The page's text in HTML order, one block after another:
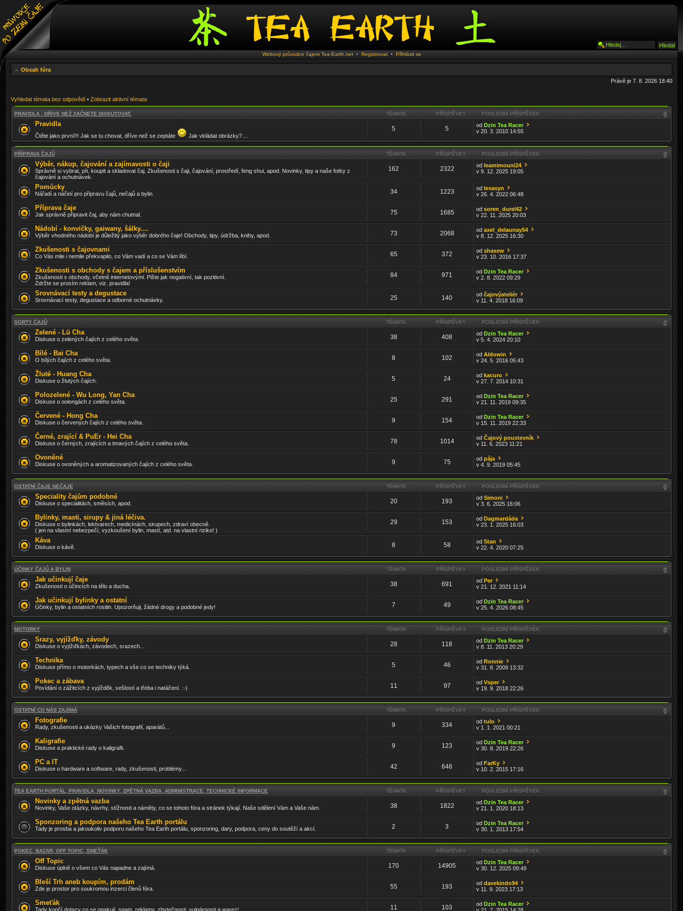
Webový průvodce čajem Tea-Earth.net• Registrovat • Přihlásit se
Obsah fóra
Právě je 7. 8. 2026 18:40
Vyhledat témata bez odpovědí • Zobrazit aktivní témata
PRAVIDLA - DŘÍVE NEŽ ZAČNETE DISKUTOVAT. TÉMATA PŘÍSPĚVKY POSLEDNÍ PŘÍSPĚVEK
Pravidla
Čtěte jako první!!! Jak se tu chovat, dříve než se zeptáte Jak vkládat obrázky?....
5 5 odDzin Tea Racer
v 20. 3. 2010 14:55
PŘÍPRAVA ČAJŮ TÉMATA PŘÍSPĚVKY POSLEDNÍ PŘÍSPĚVEK
Výběr, nákup, čajování a zajímavosti o čaji
Správně si vybrat, pít, koupit a skladovat čaj. Zkušenosti s čaji, čajování, prostředí, feng shui, apod. Novinky, tipy a naše fotky z
čajování a ochutnávek.
162 2322 odleamimouni24
v 9. 12. 2025 19:05
Pomůcky
Nářadí a náčiní pro připravu čajů, nečajů a bylin. 34 1223 odlesasyn
v 26. 4. 2022 06:48
Příprava čaje
Jak správně připravit čaj, aby nám chutnal. 75 1685 odsoren_durel42
v 22. 11. 2025 20:03
Nádobí - konvičky, gaiwany, šálky....
Výběr vhodného nádobí je důležitý jako výběr dobrého čaje! Obchody, tipy, údržba, knihy, apod. 73 2068 odaxel_delaunay54
v 8. 12. 2025 16:30
Zkušenosti s čajovnami
Co Vás mile i nemile překvapilo, co Vám vadí a co se Vám líbí. 65 372 odshaxew
v 23. 10. 2016 17:37
Zkušenosti s obchody s čajem a příslušenstvím
Zkušenosti s obchody, včetně internetovými. Pište jak negativní, tak pozitivní.
Zdržte se prosím reklam, viz. pravidla!
84 971 odDzin Tea Racer
v 2. 8. 2022 09:29
Srovnávací testy a degustace
Srovnávací testy, degustace a odborné ochutnávky. 25 140 odčajovýateliér
v 11. 4. 2018 16:09
SORTY ČAJŮ TÉMATA PŘÍSPĚVKY POSLEDNÍ PŘÍSPĚVEK
Zelené - Lü Cha
Diskuse o zelených čajích z celého světa. 38 408 odDzin Tea Racer
v 5. 4. 2024 20:10
Bílé - Bai Cha
O bílých čajích z celého světa. 8 102 odAldowin
v 24. 5. 2016 05:43
Žluté - Huang Cha
Diskuse o žlutých čajích. 5 24 odkacuro
v 27. 7. 2014 10:31
Polozelené - Wu Long, Yan Cha
Diskuse o oolongách z celého světa. 25 291 odDzin Tea Racer
v 21. 11. 2019 09:35
Červené - Hong Cha
Diskuse o červených čajích z celého světa. 9 154 odDzin Tea Racer
v 15. 11. 2019 22:33
Černé, zrající & PuEr - Hei Cha
Diskuse o černých, zrajících a tmavých čajích z celého světa. 78 1014 odČajový poustevník
v 11. 6. 2023 11:21
Ovoněné
Diskuse o ovoněných a aromatizovaných čajích z celého světa. 9 75 odpája
v 4. 9. 2019 05:45
OSTATNÍ ČAJE NEČAJE TÉMATA PŘÍSPĚVKY POSLEDNÍ PŘÍSPĚVEK
Speciality čajům podobné
Diskuse o specialitách, směsích, apod. 20 193 odSimoni
v 3. 6. 2025 16:06
Bylinky, masti, sirupy & jiná léčiva.
Diskuse o bylinkách, lektvarech, medicínách, sirupech, zdraví obecně.
( jen na vlastní nebezpečí, vyzkoušení bylin, mastí, atd. na vlastní riziko! )
29 153 odDagmardáda
v 23. 1. 2025 16:03
Káva
Diskuse o kávě. 8 58 odStan
v 22. 4. 2020 07:25
ÚČINKY ČAJŮ A BYLIN TÉMATA PŘÍSPĚVKY POSLEDNÍ PŘÍSPĚVEK
Jak učinkují čaje
Zkušenosti o účincích na tělo a ducha. 38 691 odPer
v 21. 12. 2021 11:14
Jak učinkují bylinky a ostatní
Účinky, bylin a ostatních rostlin. Upozorňuji, žádné drogy a podobné jedy! 7 49 odDzin Tea Racer
v 25. 4. 2026 08:45
MOTORKY TÉMATA PŘÍSPĚVKY POSLEDNÍ PŘÍSPĚVEK
Srazy, vyjížďky, závody
Diskuse o vyjížďkách, závodech, srazech... 28 118 odDzin Tea Racer
v 8. 11. 2013 20:29
Technika
Diskuse přímo o motorkách, typech a vše co se techniky týká. 5 46 odRonnie
v 31. 8. 2009 13:32
Pokec a zábava
Povídání o zážitcích z vyjížděk, sešlostí a třeba i natáčení. :-) 11 97 odVsper
v 19. 9. 2018 22:26
OSTATNÍ CO NÁS ZAJÍMÁ TÉMATA PŘÍSPĚVKY POSLEDNÍ PŘÍSPĚVEK
Fotografie
Rady, zkušenosti a ukázky Vašich fotografií, aparátů... 9 334 odtulo
v 1. 1. 2021 00:21
Kaligrafie
Diskuse a praktické rady o kaligrafii. 9 123 odDzin Tea Racer
v 30. 8. 2019 22:26
PC a IT
Diskuse o hardware a software, rady, zkušenosti, problémy... 42 648 odFarKy
v 10. 2. 2015 17:16
TEA EARTH PORTÁL, PRAVIDLA, NOVINKY, ZPĚTNÁ VAZBA, ADMINISTRACE, TECHNICKÉ INFORMACE TÉMATA PŘÍSPĚVKY POSLEDNÍ PŘÍSPĚVEK
Novinky a zpětná vazba
Novinky, Vaše otázky, návrhy, stížnosti a náměty, co se tohoto fóra a stránek týkají. Naše sdělení Vám a Vaše nám. 38 1822 odDzin Tea Racer
v 21. 1. 2020 18:13
Sponzoring a podpora našeho Tea Earth portálu
Tady je prosba a jakoukoliv podporu našeho Tea Earth portálu, sponzoring, dary, podpora, ceny do soutěží a akcí. 2 3 odDzin Tea Racer
v 30. 1. 2013 17:54
POKEC, BAZAR, OFF TOPIC, SMEŤÁK TÉMATA PŘÍSPĚVKY POSLEDNÍ PŘÍSPĚVEK
Off Topic
Diskuse úplně o všem co Vás napadne a zajímá. 170 14905 odDzin Tea Racer
v 30. 12. 2025 09:49
Bleší Trh aneb koupím, prodám
Zde je prostor pro soukromou inzerci členů fóra. 55 193 oddavekindo94
v 11. 9. 2023 17:13
Smeťák
Tady končí dotazy co se opakují, spam, reklamy, zbytečnosti, vulgárnosti a warez! 11 103 odDzin Tea Racer
v 21. 7. 2015 14:28